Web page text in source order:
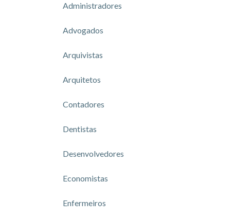
Administradores
Advogados
Arquivistas
Arquitetos
Contadores
Dentistas
Desenvolvedores
Economistas
Enfermeiros